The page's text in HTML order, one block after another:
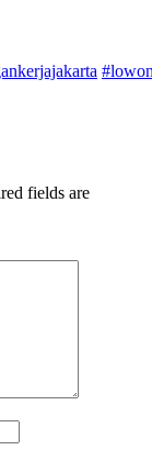
fields are